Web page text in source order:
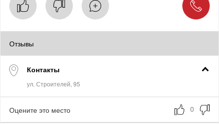
Отзывы
Контакты
Оцените это место